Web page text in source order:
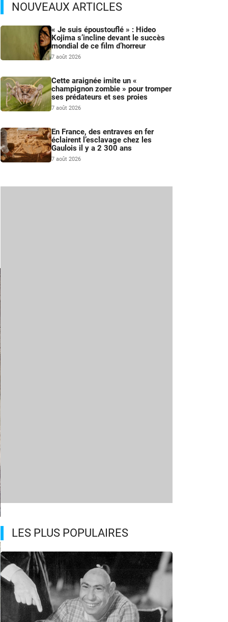
NOUVEAUX ARTICLES
« Je suis époustouflé » : Hideo
Kojima s’incline devant le succès
mondial de ce film d’horreur
7 août 2026
Cette araignée imite un «
champignon zombie » pour tromper
ses prédateurs et ses proies
7 août 2026
En France, des entraves en fer
éclairent l’esclavage chez les
Gaulois il y a 2 300 ans
7 août 2026
LES PLUS POPULAIRES